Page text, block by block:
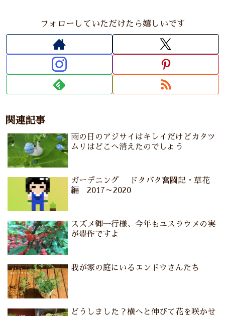
フォローしていただけたら嬉しいです
関連記事
雨の日のアジサイはキレイだけどカタツ
ムリはどこへ消えたのでしょう
ガーデニング ドタバタ奮闘記・草花
編 2017～2020
スズメ御一行様、今年もユスラウメの実
が豊作ですよ
我が家の庭にいるエンドウさんたち
どうしました？横へと伸びて花を咲かせ